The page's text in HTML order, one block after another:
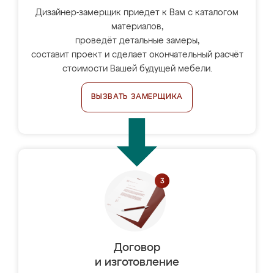
Дизайнер-замерщик приедет к Вам с каталогом
материалов,
проведёт детальные замеры,
составит проект и сделает окончательный расчёт
стоимости Вашей будущей мебели.
ВЫЗВАТЬ ЗАМЕРЩИКА
Договор
и изготовление